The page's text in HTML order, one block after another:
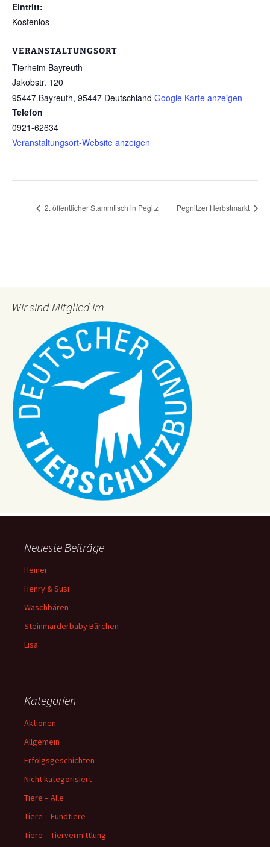
Eintritt:
Kostenlos
VERANSTALTUNGSORT
Tierheim Bayreuth
Jakobstr. 120
95447 Bayreuth, 95447 Deutschland Google Karte anzeigen
Telefon
0921-62634
Veranstaltungsort-Website anzeigen
2. öffentlicher Stammtisch in Pegitz Pegnitzer Herbstmarkt
Wir sind Mitglied im
Neueste Beiträge
Heiner
Henry & Susi
Waschbären
Steinmarderbaby Bärchen
Lisa
Kategorien
Aktionen
Allgemein
Erfolgsgeschichten
Nicht kategorisiert
Tiere – Alle
Tiere – Fundtiere
Tiere – Tiervermittlung